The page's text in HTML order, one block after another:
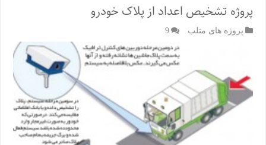
پروژه تشخیص اعداد از پلاک خودرو
پروژه های متلب 9